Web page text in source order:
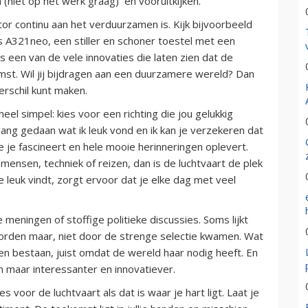
continu aan het verduurzamen is. Kijk bijvoorbeeld
een stiller en schoner toestel met een
van de vele innovaties die laten zien dat de
Wil jij bijdragen aan een duurzamere wereld? Dan
kunt maken.
simpel: kies voor een richting die jou gelukkig
gedaan wat ik leuk vond en ik kan je verzekeren dat
fascineert en hele mooie herinneringen oplevert.
techniek of reizen, dan is de luchtvaart de plek
leuk vindt, zorgt ervoor dat je elke dag met veel
of stoffige politieke discussies. Soms lijkt
maar, niet door de strenge selectie kwamen. Wat
bestaan, juist omdat de wereld haar nodig heeft. En
interessanter en innovatiever.
voor de luchtvaart als dat is waar je hart ligt. Laat je